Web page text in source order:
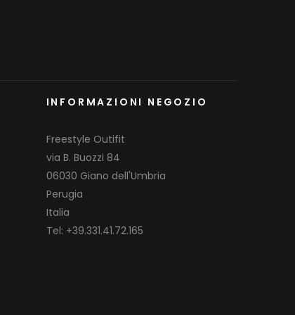
INFORMAZIONI NEGOZIO
Freestyle Outifit
via B. Buozzi 84
06030 Giano dell'Umbria
Perugia
Italia
Tel: +39.331.41.72.165